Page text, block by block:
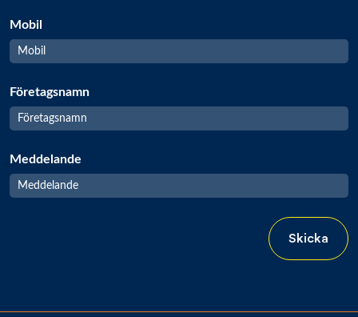
Mobil
Företagsnamn
Meddelande
Skicka